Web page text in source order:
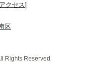
クセス]
区
Rights Reserved.